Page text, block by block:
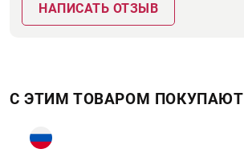
НАПИСАТЬ ОТЗЫВ
С ЭТИМ ТОВАРОМ ПОКУПАЮТ